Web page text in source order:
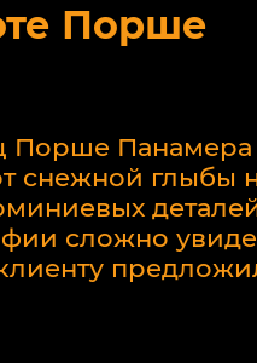
Порше
Порше Панамера
снежной глыбы
сложно